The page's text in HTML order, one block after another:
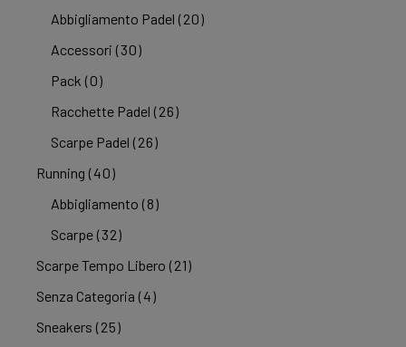
Abbigliamento Padel (20)
Accessori (30)
Pack (0)
Racchette Padel (26)
Scarpe Padel (26)
Running (40)
Abbigliamento (8)
Scarpe (32)
Scarpe Tempo Libero (21)
Senza Categoria (4)
Sneakers (25)